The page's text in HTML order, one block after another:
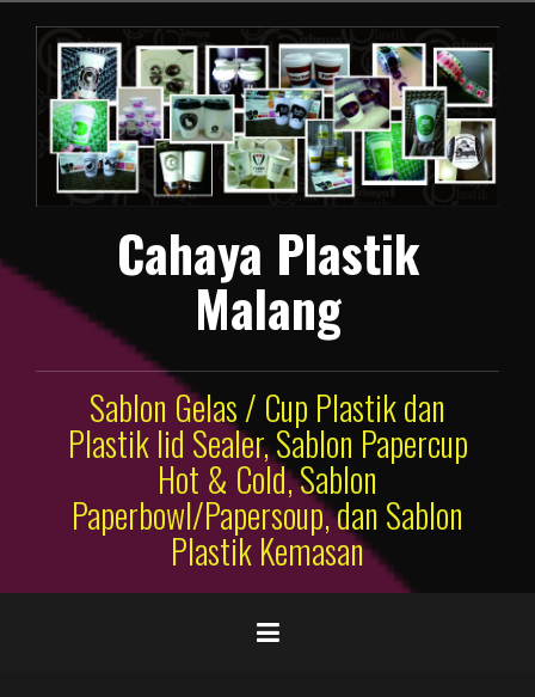
konten
Cahaya Plastik
Malang
Sablon Gelas / Cup Plastik dan
Plastik lid Sealer, Sablon Papercup
Hot & Cold, Sablon
Paperbowl/Papersoup, dan Sablon
Plastik Kemasan